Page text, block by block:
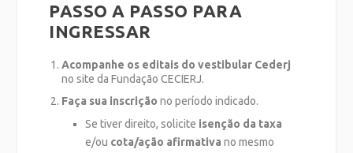
PASSO A PASSO PARA
INGRESSAR
Acompanhe os editais do vestibular Cederj
no site da Fundação CECIERJ.
Faça sua inscrição no período indicado.
Se tiver direito, solicite isenção da taxa
e/ou cota/ação afirmativa no mesmo